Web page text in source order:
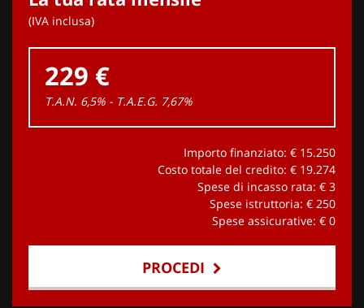
(IVA inclusa)
229 €
T.A.N. 6,5% - T.A.E.G. 7,67%
Importo finanziato: € 15.250
Costo totale del credito: € 19.274
Spese di incasso rata: € 3
Spese istruttoria: € 250
Spese assicurative: € 0
PROCEDI